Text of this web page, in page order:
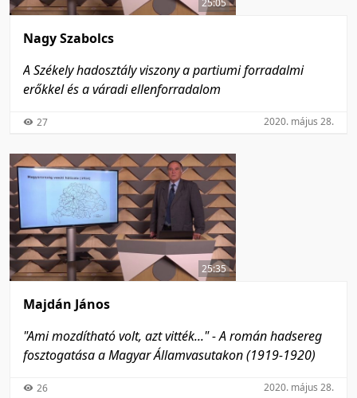
25:05
Nagy Szabolcs
A Székely hadosztály viszony a partiumi forradalmi
erőkkel és a váradi ellenforradalom
27 2020. május 28.
25:35
Majdán János
"Ami mozdítható volt, azt vitték..." - A román hadsereg
fosztogatása a Magyar Államvasutakon (1919-1920)
26 2020. május 28.